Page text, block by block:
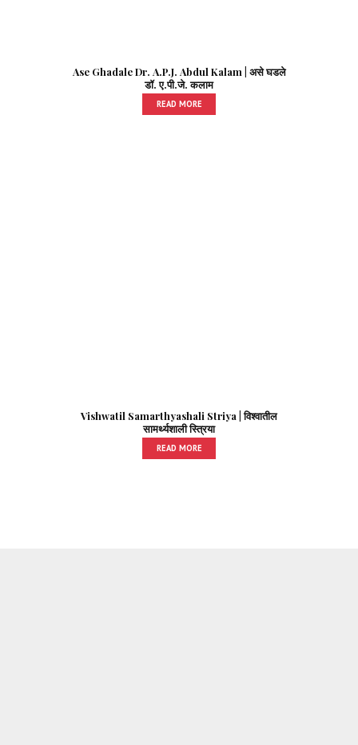
Ase Ghadale Dr. A.P.J. Abdul Kalam | असे घडले
डॉ. ए.पी.जे. कलाम
READ MORE
Vishwatil Samarthyashali Striya | विश्वातील
सामर्थ्यशाली स्त्रिया
READ MORE